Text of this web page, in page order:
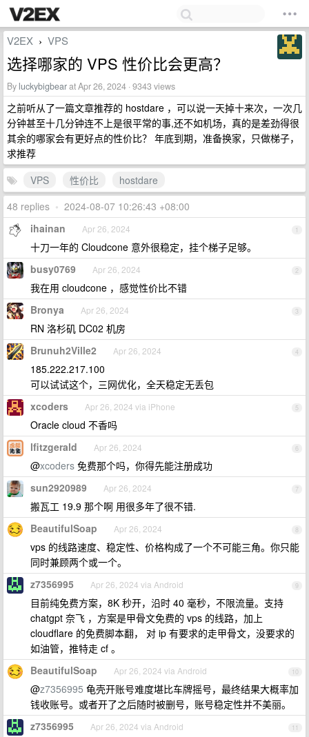
V2EX › VPS
选择哪家的 VPS 性价比会更高？
By luckybigbearat Apr 26, 2024 · 9343 views
之前听从了一篇文章推荐的 hostdare ，可以说一天掉十来次，一次几
分钟甚至十几分钟连不上是很平常的事,还不如机场，真的是差劲得很
其余的哪家会有更好点的性价比？ 年底到期，准备换家，只做梯子，
求推荐
VPS
性价比
hostdare
48 replies • 2024-08-07 10:26:43 +08:00
1
ihainan Apr 26, 2024
十刀一年的 Cloudcone 意外很稳定，挂个梯子足够。
2
busy0769 Apr 26, 2024
我在用 cloudcone ，感觉性价比不错
3
Bronya Apr 26, 2024
RN 洛杉矶 DC02 机房
4
Brunuh2Ville2 Apr 26, 2024
185.222.217.100
可以试试这个，三网优化，全天稳定无丢包
5
xcoders Apr 26, 2024 via iPhone
Oracle cloud 不香吗
6
lfitzgerald Apr 26, 2024
@xcoders 免费那个吗，你得先能注册成功
7
sun2920989 Apr 26, 2024
搬瓦工 19.9 那个啊 用很多年了很不错.
8
BeautifulSoap Apr 26, 2024
vps 的线路速度、稳定性、价格构成了一个不可能三角。你只能
同时兼顾两个或一个。
9
z7356995 Apr 26, 2024 via Android
目前纯免费方案，8K 秒开，沿时 40 毫秒，不限流量。支持
chatgpt 奈飞 ，方案是甲骨文免费的 vps 的线路，加上
cloudflare 的免费脚本翻， 对 ip 有要求的走甲骨文，没要求的
如油管，推特走 cf 。
10
BeautifulSoap Apr 26, 2024 via Android
@z7356995 龟壳开账号难度堪比车牌摇号，最终结果大概率加
钱收账号。或者开了之后随时被删号，账号稳定性并不美丽。
11
z7356995 Apr 26, 2024 via Android